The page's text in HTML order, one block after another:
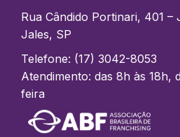
Rua Cândido Portinari, 401 –
Jales, SP
Telefone: (17) 3042-8053
Atendimento: das 8h às 18h,
feira